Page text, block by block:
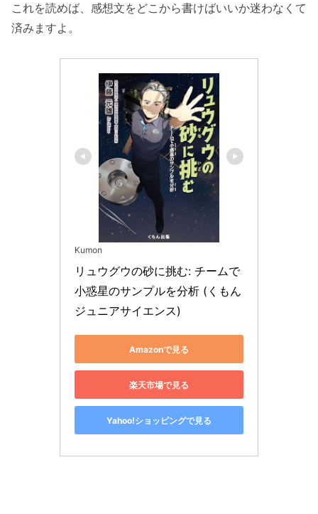
これを読めば、感想文をどこから書けばいいか迷わなくて
済みますよ。
Kumon
リュウグウの砂に挑む: チームで
小惑星のサンプルを分析 (くもん
ジュニアサイエンス)
Amazonで見る
楽天市場で見る
Yahoo!ショッピングで見る